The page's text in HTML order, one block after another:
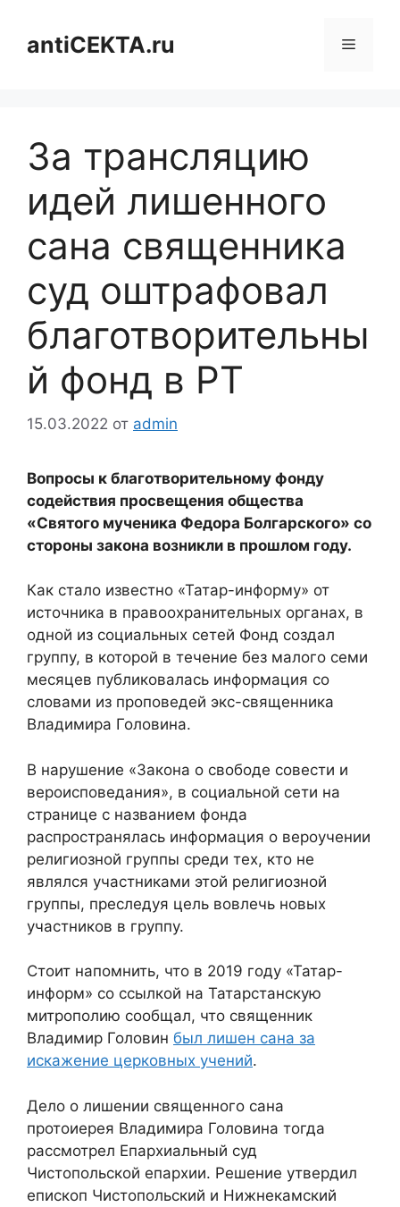
содержимому
antiCEKTA.ru Меню
За трансляцию
идей лишенного
сана священника
суд оштрафовал
благотворительны
й фонд в РТ
15.03.2022 от admin
Вопросы к благотворительному фонду
содействия просвещения общества
«Святого мученика Федора Болгарского» со
стороны закона возникли в прошлом году.
Как стало известно «Татар-информу» от
источника в правоохранительных органах, в
одной из социальных сетей Фонд создал
группу, в которой в течение без малого семи
месяцев публиковалась информация со
словами из проповедей экс-священника
Владимира Головина.
В нарушение «Закона о свободе совести и
вероисповедания», в социальной сети на
странице с названием фонда
распространялась информация о вероучении
религиозной группы среди тех, кто не
являлся участниками этой религиозной
группы, преследуя цель вовлечь новых
участников в группу.
Стоит напомнить, что в 2019 году «Татар-
информ» со ссылкой на Татарстанскую
митрополию сообщал, что священник
Владимир Головин был лишен сана за
искажение церковных учений.
Дело о лишении священного сана
протоиерея Владимира Головина тогда
рассмотрел Епархиальный суд
Чистопольской епархии. Решение утвердил
епископ Чистопольский и Нижнекамский